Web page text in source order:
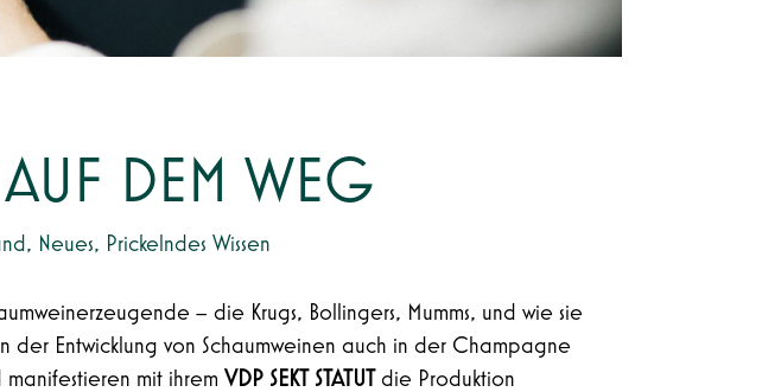
AUF DEM WEG
, Neues, Prickelndes Wissen
– die Krugs, Bollingers, Mumms, und wie sie
Entwicklung von Schaumweinen auch in der Champagne
manifestieren mit ihremVDP SEKT STATUTdie Produktion